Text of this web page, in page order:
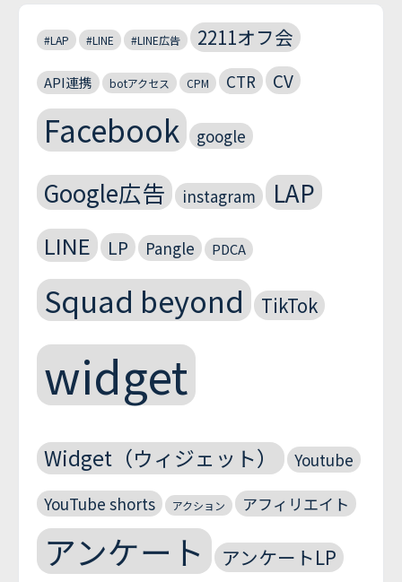
#LAP #LINE #LINE広告 2211オフ会
API連携 botアクセス CPM CTR CV
Facebook google
Google広告 instagram LAP
LINE LP Pangle PDCA
Squad beyond TikTok
widget
Widget（ウィジェット）
Youtube
YouTube shorts
アクション アフィリエイト
アンケート アンケートLP